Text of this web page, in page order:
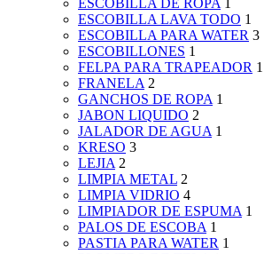
ESCOBILLA DE ROPA 1
ESCOBILLA LAVA TODO 1
ESCOBILLA PARA WATER 3
ESCOBILLONES 1
FELPA PARA TRAPEADOR 1
FRANELA 2
GANCHOS DE ROPA 1
JABON LIQUIDO 2
JALADOR DE AGUA 1
KRESO 3
LEJIA 2
LIMPIA METAL 2
LIMPIA VIDRIO 4
LIMPIADOR DE ESPUMA 1
PALOS DE ESCOBA 1
PASTIA PARA WATER 1